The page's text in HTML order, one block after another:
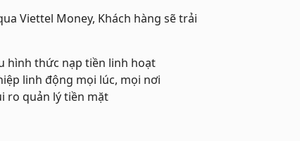
Viettel Money, Khách hàng sẽ trải
hình thức nạp tiền linh hoạt
linh động mọi lúc, mọi nơi
ro quản lý tiền mặt